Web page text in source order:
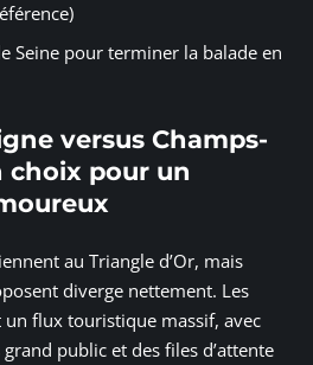
Seine pour terminer la balade en
versus Champs-
choix pour un
au Triangle d’Or, mais
diverge nettement. Les
un flux touristique massif, avec
public et des files d’attente